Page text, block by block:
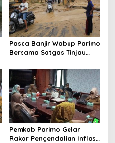
Pasca Banjir Wabup Parimo
Bersama Satgas Tinjau
Sungai di Desa Air Panas
Pemkab Parimo Gelar
Rakor Pengendalian Inflasi